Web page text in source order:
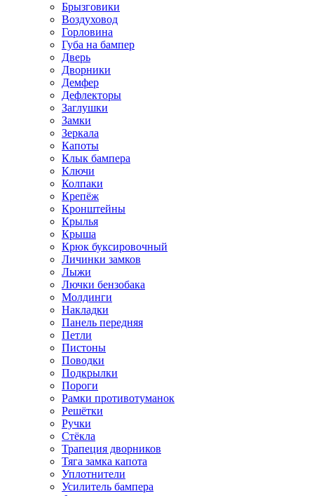
Брызговики
Воздуховод
Горловина
Губа на бампер
Дверь
Дворники
Демфер
Дефлекторы
Заглушки
Замки
Зеркала
Капоты
Клык бампера
Ключи
Колпаки
Крепёж
Кронштейны
Крылья
Крыша
Крюк буксировочный
Личинки замков
Лыжи
Лючки бензобака
Молдинги
Накладки
Панель передняя
Петли
Пистоны
Поводки
Подкрылки
Пороги
Рамки противотуманок
Решётки
Ручки
Стёкла
Трапеция дворников
Тяга замка капота
Уплотнители
Усилитель бампера